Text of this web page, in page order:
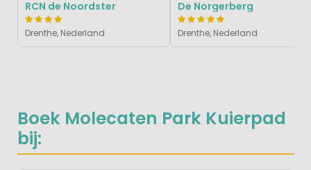
Boek Molecaten Park Kuierpad
bij:
RCN de Noordster
Drenthe, Nederland
De Norgerberg
Drenthe, Nederland